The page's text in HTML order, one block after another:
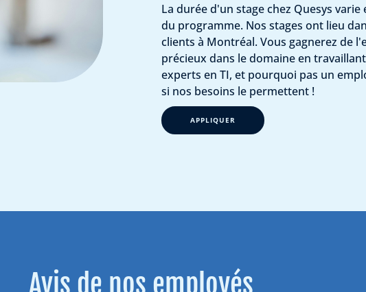
La durée d'un stage chez Quesys
du programme. Nos stages ont lieu
clients à Montréal. Vous gagnerez de
précieux dans le domaine en
experts en TI, et pourquoi pas un
si nos besoins le permettent !
APPLIQUER
Avis de nos employés